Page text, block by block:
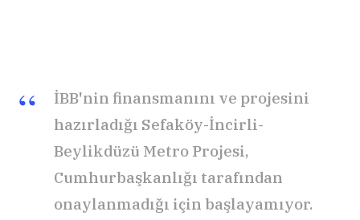
İBB'nin finansmanını ve projesini
hazırladığı Sefaköy-İncirli-
Beylikdüzü Metro Projesi,
Cumhurbaşkanlığı tarafından
onaylanmadığı için başlayamıyor.